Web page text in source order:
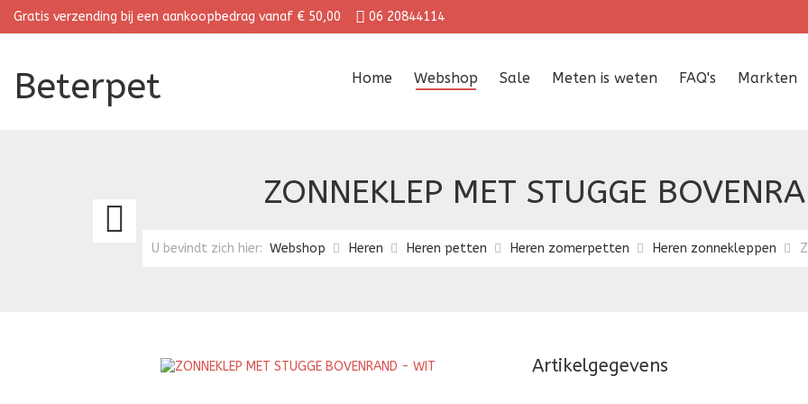
Gratis verzending bij een aankoopbedrag vanaf € 50,00 06 20844114
Beterpet Home Webshop Sale Meten is weten FAQ's Markten
ZONNEKLEP MET STUGGE
U bevindt zich hier: Webshop Heren Heren petten Heren zomerpetten Heren zonnekleppen
MET
Artikelgegevens